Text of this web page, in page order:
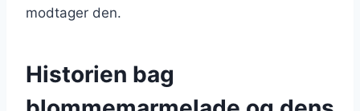
modtager den.
Historien bag